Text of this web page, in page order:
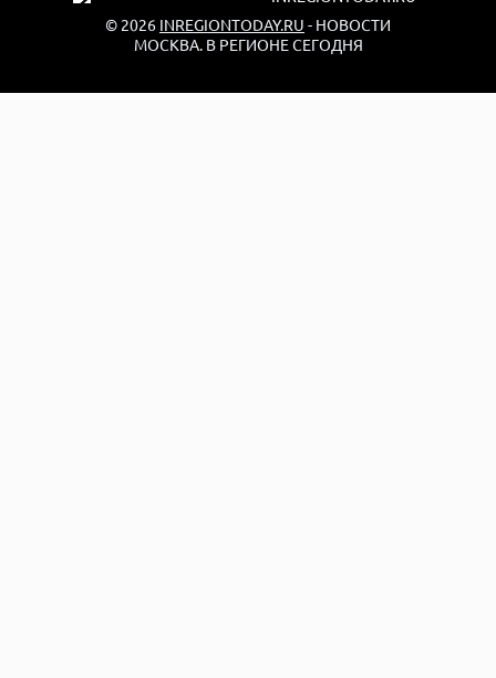
© 2026 INREGIONTODAY.RU - НОВОСТИ
МОСКВА. В РЕГИОНЕ СЕГОДНЯ